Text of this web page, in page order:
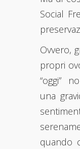
Social
Ovvero,
propri
“oggi”
una
quando